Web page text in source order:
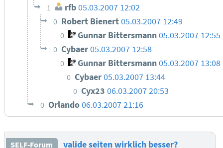
1 rfb05.03.2007 12:02
0 Robert Bienert05.03.2007 12:49
0 Gunnar Bittersmann05.03.2007 12:55
0 Cybaer05.03.2007 12:58
0 Gunnar Bittersmann05.03.2007 13:08
0 Cybaer05.03.2007 13:44
0 Cyx23 06.03.2007 20:53
0 Orlando06.03.2007 21:16
SELF-Forum
valide seiten wirklich besser?